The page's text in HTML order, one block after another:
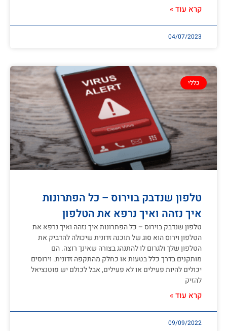
קרא עוד »
04/07/2023
כללי
טלפון שנדבק בוירוס – כל הפתרונות
איך נזהה ואיך נרפא את הטלפון
טלפון שנדבק בוירוס – כל הפתרונות איך נזהה ואיך נרפא את
הטלפון וירוס הוא סוג של תוכנה זדונית שיכולה להדביק את
הטלפון שלך ולגרום לו להתנהג בצורה שאינך רוצה. הם
מותקנים בדרך כלל בטעות או כחלק מהתקפה זדונית. וירוסים
יכולים להיות פעילים או לא פעילים, אבל לכולם יש פוטנציאל
להזיק
קרא עוד »
09/09/2022